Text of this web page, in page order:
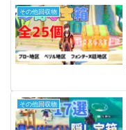
その他回収物
その他回収物